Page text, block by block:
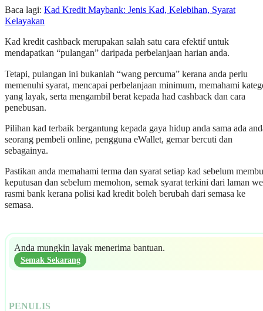
Baca lagi: Kad Kredit Maybank: Jenis Kad, Kelebihan, Syarat
Kelayakan
Kad kredit cashback merupakan salah satu cara efektif untuk
mendapatkan “pulangan” daripada perbelanjaan harian anda.
Tetapi, pulangan ini bukanlah “wang percuma” kerana anda perlu
memenuhi syarat, mencapai perbelanjaan minimum, memahami
yang layak, serta mengambil berat kepada had cashback dan cara
penebusan.
Pilihan kad terbaik bergantung kepada gaya hidup anda sama ada
seorang pembeli online, pengguna eWallet, gemar bercuti dan
sebagainya.
Pastikan anda memahami terma dan syarat setiap kad sebelum
keputusan dan sebelum memohon, semak syarat terkini dari laman
rasmi bank kerana polisi kad kredit boleh berubah dari semasa ke
semasa.
Anda mungkin layak menerima bantuan.
Semak Sekarang
PENULIS